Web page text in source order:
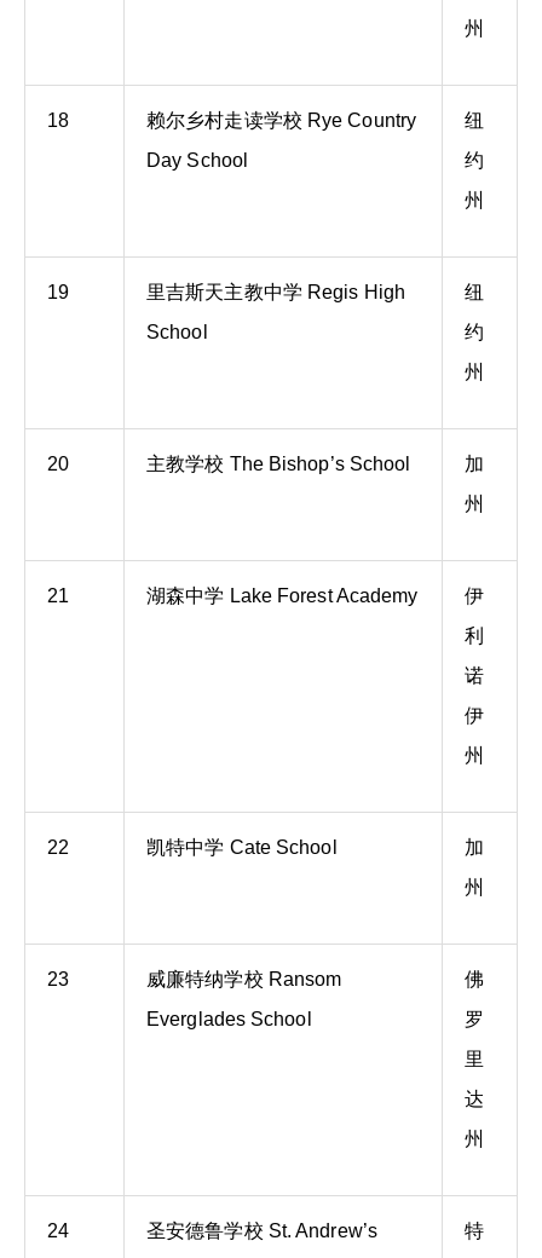
州
18
赖尔乡村走读学校 Rye Country
Day School
纽
约
州
19
里吉斯天主教中学 Regis High
School
纽
约
州
20 主教学校 The Bishop’s School
加
州
21 湖森中学 Lake Forest Academy
伊
利
诺
伊
州
22 凯特中学 Cate School
加
州
23
威廉特纳学校 Ransom
Everglades School
佛
罗
里
达
州
24
圣安德鲁学校 St. Andrew’s
特